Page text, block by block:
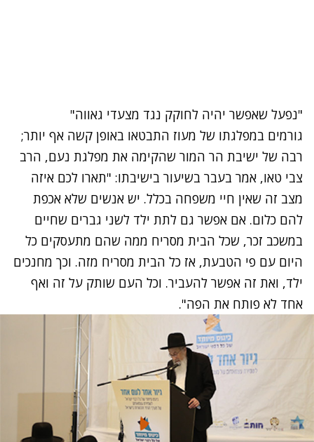
"נפעל שאפשר יהיה לחוקק נגד מצעדי גאווה"
גורמים במפלגתו של מעוז התבטאו באופן קשה אף יותר;
רבה של ישיבת הר המור שהקימה את מפלגת נעם, הרב
צבי טאו, אמר בעבר בשיעור בישיבתו: "תארו לכם איזה
מצב זה שאין חיי משפחה בכלל. יש אנשים שלא אכפת
להם כלום. אם אפשר גם לתת ילד לשני גברים שחיים
במשכב זכר, שכל הבית מסריח ממה שהם מתעסקים כל
היום עם פי הטבעת, אז כל הבית מסריח מזה. וכך מחנכים
ילד, ואת זה אפשר להעביר. וכל העם שותק על זה ואף
אחד לא פותח את הפה".